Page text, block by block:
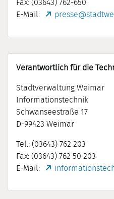
Fax: (03643) 762-650
E-Mail:
Verantwortlich für die
Stadtverwaltung Weimar
Informationstechnik
Schwanseestraße 17
D-99423 Weimar
Tel.: (03643) 762 203
Fax: (03643) 762 50 203
E-Mail: